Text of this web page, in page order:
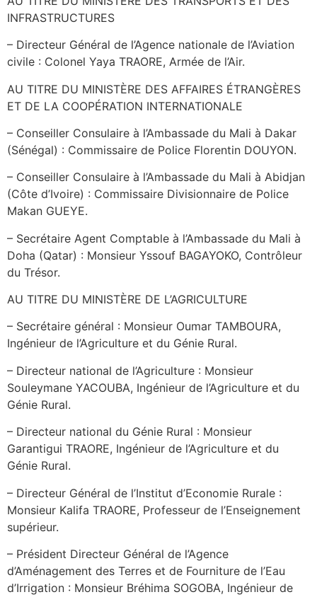
INFRASTRUCTURES
– Directeur Général de l’Agence nationale de l’Aviation
civile : Colonel Yaya TRAORE, Armée de l’Air.
AU TITRE DU MINISTÈRE DES AFFAIRES ÉTRANGÈRES
ET DE LA COOPÉRATION INTERNATIONALE
– Conseiller Consulaire à l’Ambassade du Mali à Dakar
(Sénégal) : Commissaire de Police Florentin DOUYON.
– Conseiller Consulaire à l’Ambassade du Mali à Abidjan
(Côte d’Ivoire) : Commissaire Divisionnaire de Police
Makan GUEYE.
– Secrétaire Agent Comptable à l’Ambassade du Mali à
Doha (Qatar) : Monsieur Yssouf BAGAYOKO, Contrôleur
du Trésor.
AU TITRE DU MINISTÈRE DE L’AGRICULTURE
– Secrétaire général : Monsieur Oumar TAMBOURA,
Ingénieur de l’Agriculture et du Génie Rural.
– Directeur national de l’Agriculture : Monsieur
Souleymane YACOUBA, Ingénieur de l’Agriculture et du
Génie Rural.
– Directeur national du Génie Rural : Monsieur
Garantigui TRAORE, Ingénieur de l’Agriculture et du
Génie Rural.
– Directeur Général de l’Institut d’Economie Rurale :
Monsieur Kalifa TRAORE, Professeur de l’Enseignement
supérieur.
– Président Directeur Général de l’Agence
d’Aménagement des Terres et de Fourniture de l’Eau
d’Irrigation : Monsieur Bréhima SOGOBA, Ingénieur de